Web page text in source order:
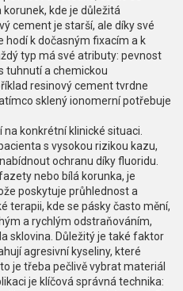
kde je důležitá
cement je starší, ale díky své
hodí k dočasným fixacím a k
typ má své atributy: pevnost
tuhnutí a chemickou
resinový cement tvrdne
sklený ionomerní potřebuje
konkrétní klinické situaci.
s vysokou rizikou kazu,
ochranu díky fluoridu.
nebo bílá korunka, je
poskytuje průhlednost a
terapii, kde se pásky často mění,
a rychlým odstraňováním,
sklovina. Důležitý je také faktor
agresivní kyseliny, které
je třeba pečlivě vybrat materiál
je klíčová správná technika: